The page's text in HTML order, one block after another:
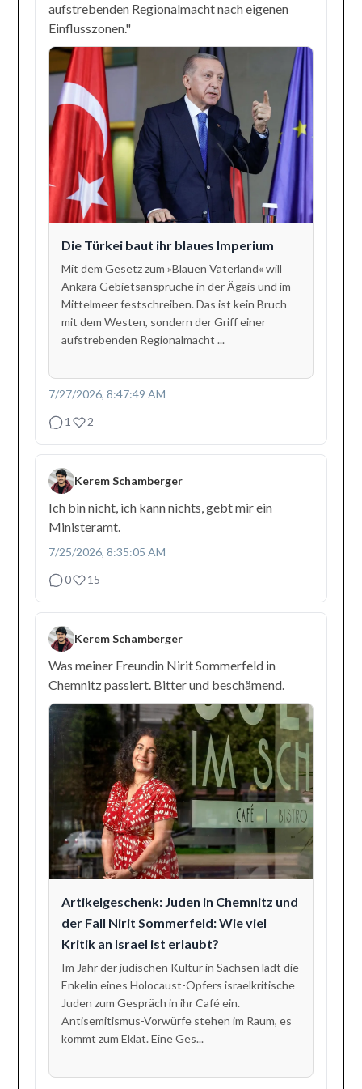
aufstrebenden Regionalmacht nach eigenen
Einflusszonen."
Die Türkei baut ihr blaues Imperium
Mit dem Gesetz zum »Blauen Vaterland« will
Ankara Gebietsansprüche in der Ägäis und im
Mittelmeer festschreiben. Das ist kein Bruch
mit dem Westen, sondern der Griff einer
aufstrebenden Regionalmacht ...
7/27/2026, 8:47:49 AM
1
2
Kerem Schamberger
Ich bin nicht, ich kann nichts, gebt mir ein
Ministeramt.
7/25/2026, 8:35:05 AM
0
15
Kerem Schamberger
Was meiner Freundin Nirit Sommerfeld in
Chemnitz passiert. Bitter und beschämend.
Artikelgeschenk: Juden in Chemnitz und
der Fall Nirit Sommerfeld: Wie viel
Kritik an Israel ist erlaubt?
Im Jahr der jüdischen Kultur in Sachsen lädt die
Enkelin eines Holocaust-Opfers israelkritische
Juden zum Gespräch in ihr Café ein.
Antisemitismus-Vorwürfe stehen im Raum, es
kommt zum Eklat. Eine Ges...